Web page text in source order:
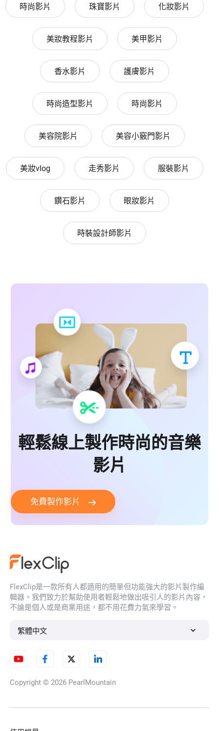
時尚影片 珠寶影片 化妝影片
美妝教程影片 美甲影片
香水影片 護膚影片
時尚造型影片 時尚影片
美容院影片 美容小竅門影片
美妝vlog 走秀影片 服裝影片
鑽石影片 眼妝影片
時裝設計師影片
輕鬆線上製作時尚的音樂
影片
免費製作影片
FlexClip是一款所有人都適用的簡單但功能強大的影片製作編
輯器。我們致力於幫助使用者輕鬆地做出吸引人的影片內容，
不論是個人或是商業用途，都不用花費力氣來學習。
繁體中文
Copyright © 2026 PearlMountain